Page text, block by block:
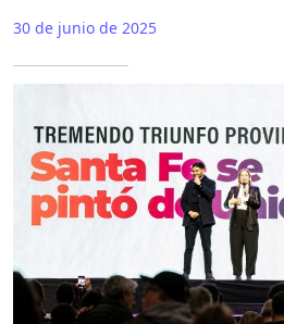
30 de junio de 2025